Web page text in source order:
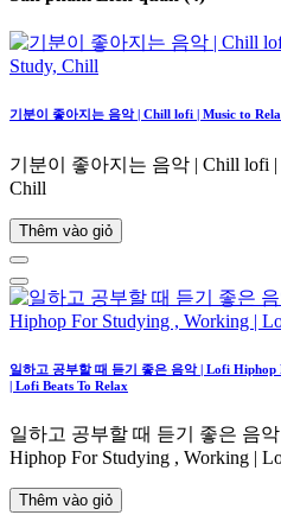
기분이 좋아지는 음악 | Chill lofi | Music to
기분이 좋아지는 음악 | Chill lofi |
Chill
Thêm vào giỏ
일하고 공부할 때 듣기 좋은 음악 | Lofi
| Lofi Beats To Relax
일하고 공부할 때 듣기 좋은 음
Hiphop For Studying , Working |
Thêm vào giỏ